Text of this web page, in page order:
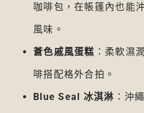
咖啡包，在帳篷內也能
風味。
蒼色戚風蛋糕 ：柔軟濕
啡搭配格外合拍。
Blue Seal 冰淇淋 ：沖